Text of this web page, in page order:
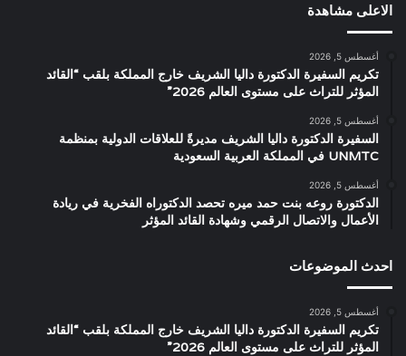
الاعلى مشاهدة
أغسطس 5, 2026
تكريم السفيرة الدكتورة داليا الشريف خارج المملكة بلقب “القائد
المؤثر للتراث على مستوى العالم 2026”
أغسطس 5, 2026
السفيرة الدكتورة داليا الشريف مديرةً للعلاقات الدولية بمنظمة
UNMTC في المملكة العربية السعودية
أغسطس 5, 2026
الدكتورة روعه بنت حمد ميره تحصد الدكتوراه الفخرية في ريادة
الأعمال والاتصال الرقمي وشهادة القائد المؤثر
احدث الموضوعات
أغسطس 5, 2026
تكريم السفيرة الدكتورة داليا الشريف خارج المملكة بلقب “القائد
المؤثر للتراث على مستوى العالم 2026”